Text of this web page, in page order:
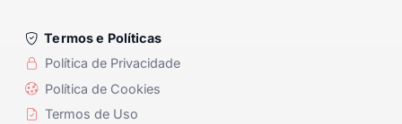
Termos e Políticas
Política de Privacidade
Política de Cookies
Termos de Uso